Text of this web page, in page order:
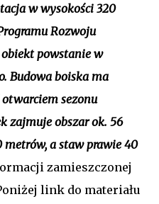
w wysokości 320
Rozwoju
powstanie w
Budowa boiska ma
otwarciem sezonu
zajmuje obszar ok. 56
metrów, a staw prawie 40
zamieszczonej
link do materiału